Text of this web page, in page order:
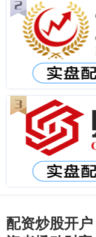
配资炒股开